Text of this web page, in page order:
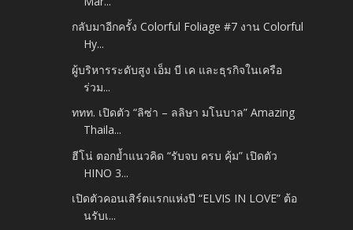
กลับมาอีกครั้ง Colorful Foliage #7 งาน Colorful
Hy...
ผู้บริหารระดับสูง เอ็ม บี เค และธุรกิจในเครือ
ร่วม...
ททท. เปิดตัว “ลิซ่า – ลลิษา มโนบาล” Amazing
Thaila...
ฮีโน่ ตอกย้ำแนวคิด “รับจบ ครบ คุ้ม” เปิดตัว
HINO 3...
เปิดตัวคอนเสิร์ตแรกแห่งปี “ELVIS IN LOVE” ต้อ
นรับเ...